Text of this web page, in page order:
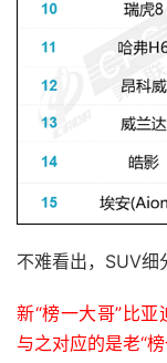
不难看出，SUV细
新“榜一大哥”比亚
与之对应的是老“